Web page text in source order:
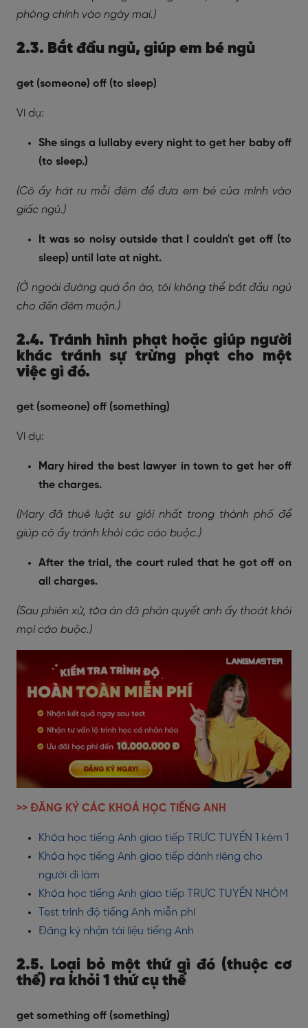
phòng chính vào ngày mai.)
2.3. Bắt đầu ngủ, giúp em bé ngủ
get (someone) off (to sleep)
Ví dụ:
She sings a lullaby every night to get her baby off
(to sleep.)
(Cô ấy hát ru mỗi đêm để đưa em bé của mình vào
giấc ngủ.)
It was so noisy outside that I couldn't get off (to
sleep) until late at night.
(Ở ngoài đường quá ồn ào, tôi không thể bắt đầu ngủ
cho đến đêm muộn.)
2.4. Tránh hình phạt hoặc giúp người
khác tránh sự trừng phạt cho một
việc gì đó.
get (someone) off (something)
Ví dụ:
Mary hired the best lawyer in town to get her off
the charges.
(Mary đã thuê luật sư giỏi nhất trong thành phố để
giúp cô ấy tránh khỏi các cáo buộc.)
After the trial, the court ruled that he got off on
all charges.
(Sau phiên xử, tòa án đã phán quyết anh ấy thoát khỏi
mọi cáo buộc.)
>> ĐĂNG KÝ CÁC KHOÁ HỌC TIẾNG ANH
Khóa học tiếng Anh giao tiếp TRỰC TUYẾN 1 kèm 1
Khóa học tiếng Anh giao tiếp dành riêng cho
người đi làm
Khóa học tiếng Anh giao tiếp TRỰC TUYẾN NHÓM
Test trình độ tiếng Anh miễn phí
Đăng ký nhận tài liệu tiếng Anh
2.5. Loại bỏ một thứ gì đó (thuộc cơ
thể) ra khỏi 1 thứ cụ thể
get something off (something)